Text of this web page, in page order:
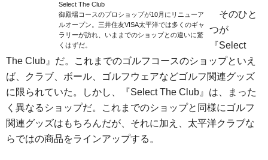
Select The Club
御殿場コースのプロショップが10月にリニューア
ルオープン。三井住友VISA太平洋では多くのギャ
ラリーが訪れ、いままでのショップとの違いに驚
くはずだ。
そのひと
つが
『Select
The Club』だ。これまでのゴルフコースのショップといえ
ば、クラブ、ボール、ゴルフウェアなどゴルフ関連グッズ
に限られていた。しかし、『Select The Club』は、まった
く異なるショップだ。これまでのショップと同様にゴルフ
関連グッズはもちろんだが、それに加え、太平洋クラブな
らではの商品をラインアップする。